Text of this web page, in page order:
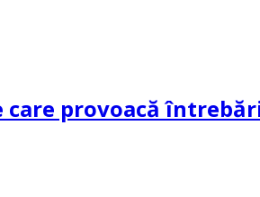
provoacă